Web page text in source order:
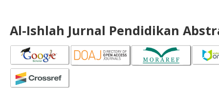
Al-Ishlah Jurnal Pendidikan